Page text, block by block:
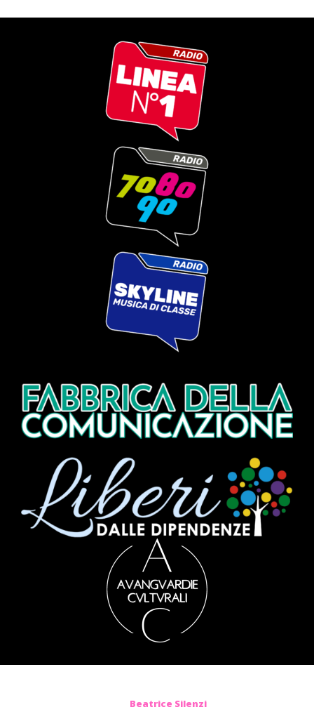
Beatrice Silenzi